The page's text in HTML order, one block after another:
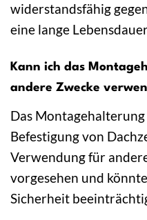
widerstandsfähig
eine lange
Kann ich das
andere Zwecke
Das
Befestigung von
Verwendung für
vorgesehen und
Sicherheit